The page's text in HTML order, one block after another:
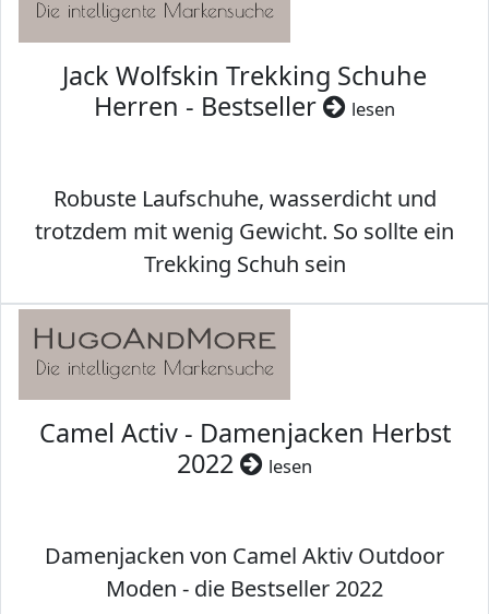
Jack Wolfskin Trekking Schuhe
Herren - Bestseller
lesen
Robuste Laufschuhe, wasserdicht und
trotzdem mit wenig Gewicht. So sollte ein
Trekking Schuh sein
Camel Activ - Damenjacken Herbst
2022
lesen
Damenjacken von Camel Aktiv Outdoor
Moden - die Bestseller 2022